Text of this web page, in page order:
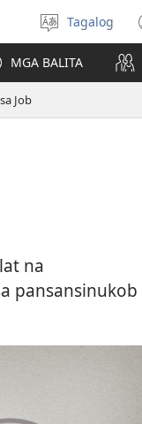
Pumili
ng
wika
Tagalog
MGA BALITA
Job
na
pansansinukob